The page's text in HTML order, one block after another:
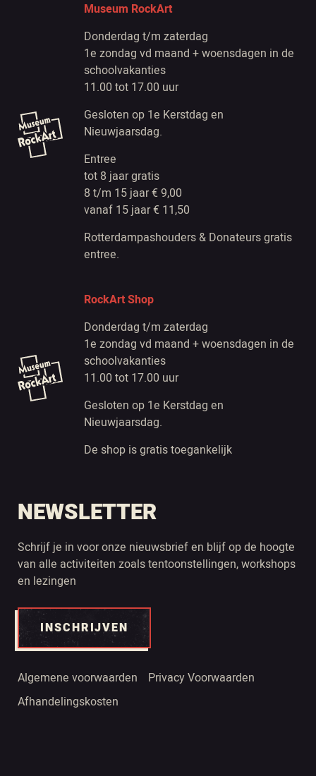
Museum RockArt
Donderdag t/m zaterdag
1e zondag vd maand + woensdagen in de
schoolvakanties
11.00 tot 17.00 uur
Gesloten op 1e Kerstdag en
Nieuwjaarsdag.
Entree
tot 8 jaar gratis
8 t/m 15 jaar € 9,00
vanaf 15 jaar € 11,50
Rotterdampashouders & Donateurs gratis
entree.
RockArt Shop
Donderdag t/m zaterdag
1e zondag vd maand + woensdagen in de
schoolvakanties
11.00 tot 17.00 uur
Gesloten op 1e Kerstdag en
Nieuwjaarsdag.
De shop is gratis toegankelijk
NEWSLETTER
Schrijf je in voor onze nieuwsbrief en blijf op de hoogte
van alle activiteiten zoals tentoonstellingen, workshops
en lezingen
INSCHRIJVEN
Algemene voorwaarden
Privacy Voorwaarden
Afhandelingskosten